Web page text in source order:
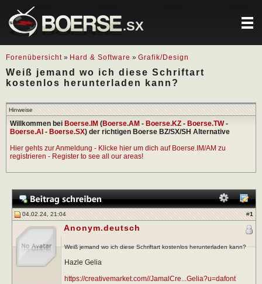
.SX
Forenübersicht » Hard & Software » Grafik/Design
Weiß jemand wo ich diese Schriftart
kostenlos herunterladen kann?
Hinweise
Willkommen bei Boerse.IM (Boerse.AM - Boerse.KZ - Boerse.TW-
Boerse.AI - Boerse.SX) der richtigen Boerse BZ/SX/SH Alternative
Hier gehts zur Anmeldung - Klicke hier um dich auf Boerse.IM/AM zu
registrieren - Register to see all our areas!
04.02.24, 21:04 #1
Anonym.deutsch
Weiß jemand wo ich diese Schriftart kostenlos herunterladen kann?
Hazle Gelia
https://creativemarket.com//JamalCre...Gelia?u=dafont